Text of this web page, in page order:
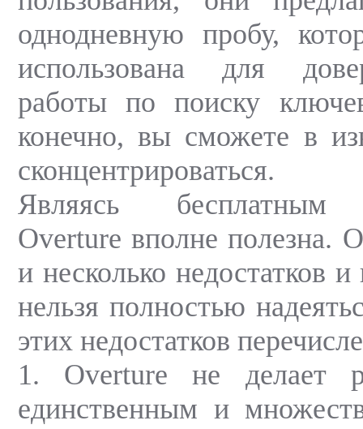
однодневную пробу,
использована для
работы по поиску
конечно, вы сможете в
сконцентрироваться.
Являясь бесплатным
Overture вполне полезна.
и несколько недостатков и
нельзя полностью
этих недостатков
1. Overture не делает
единственным и